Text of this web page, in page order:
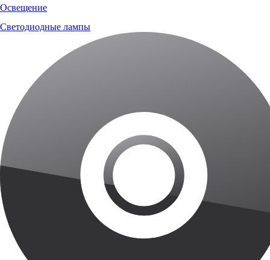
Освещение
Светодиодные лампы